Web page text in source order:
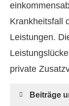
Krankheitsfall
Leistungen.
private
Beiträge